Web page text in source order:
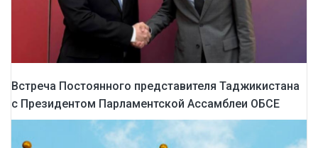
Встреча Постоянного представителя Таджикистана
с Президентом Парламентской Ассамблеи ОБСЕ